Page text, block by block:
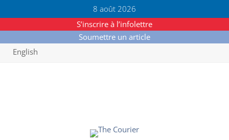
8 août 2026
S’inscrire à l’infolettre
Soumettre un article
English